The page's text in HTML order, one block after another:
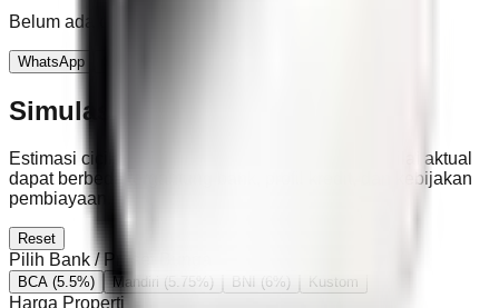
Belum ada data lokasi terdekat.
WhatsApp
Simulasi KPR
Estimasi cicilan berdasarkan harga properti ini. Nilai aktual
dapat berbeda tergantung bank, profil kredit, dan kebijakan
pembiayaan.
Reset
Pilih Bank / Preset Bunga
BCA (5.5%) Mandiri (5.75%) BNI (6%) Kustom
Harga Properti